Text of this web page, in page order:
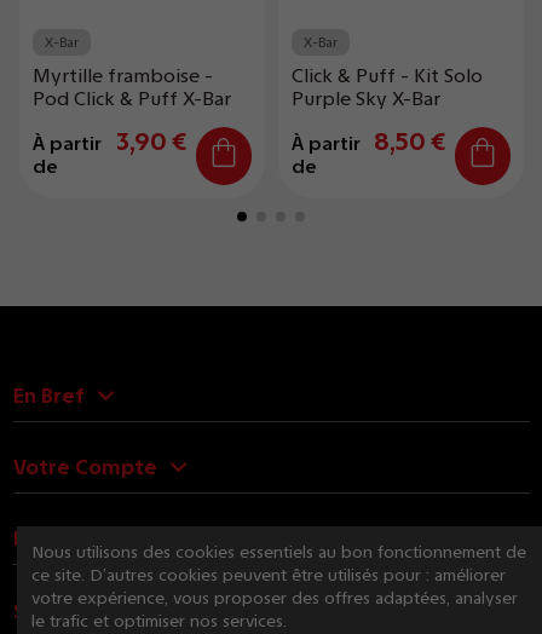
X-Bar
Myrtille framboise -
Pod Click & Puff X-Bar
À partir
de
3,90 €
X-Bar
Click & Puff - Kit Solo
Purple Sky X-Bar
À partir
de
8,50 €
En Bref
Votre Compte
Nous Contacter
Suivez-nous
Nous utilisons des cookies essentiels au bon fonctionnement de
ce site. D’autres cookies peuvent être utilisés pour : améliorer
votre expérience, vous proposer des offres adaptées, analyser
le trafic et optimiser nos services.